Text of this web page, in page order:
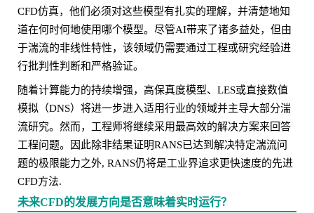
CFD仿真，他们必须对这些模型有扎实的理解，并清楚地知
道在何时何地使用哪个模型。尽管AI带来了诸多益处，但由
于湍流的非线性特性，该领域仍需要通过工程或研究经验进
行批判性判断和严格验证。
随着计算能力的持续增强，高保真度模型、LES或直接数值
模拟（DNS）将进一步进入适用行业的领域并主导大部分湍
流研究。然而，工程师将继续采用最高效的解决方案来回答
工程问题。因此除非结果证明RANS已达到解决特定湍流问
题的极限能力之外, RANS仍将是工业界追求更快速度的先进
CFD方法.
未来CFD的发展方向是否意味着实时运行？